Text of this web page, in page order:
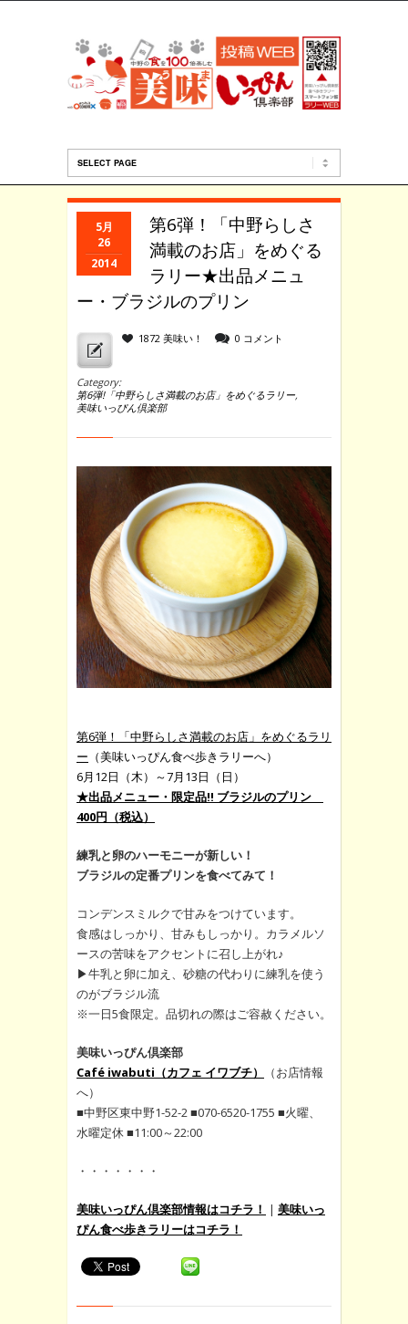
5月
26
2014
第6弾！「中野らしさ
満載のお店」をめぐる
ラリー★出品メニュ
ー・ブラジルのプリン
1872 美味い！ 0 コメント
Category:
第6弾!「中野らしさ満載のお店」をめぐるラリー,
美味いっぴん倶楽部
第6弾！「中野らしさ満載のお店」をめぐるラリ
ー （美味いっぴん食べ歩きラリーへ）
6月12日（木）～7月13日（日）
★出品メニュー・限定品!! ブラジルのプリン
400円（税込）
練乳と卵のハーモニーが新しい！
ブラジルの定番プリンを食べてみて！
コンデンスミルクで甘みをつけています。
食感はしっかり、甘みもしっかり。カラメルソ
ースの苦味をアクセントに召し上がれ♪
▶牛乳と卵に加え、砂糖の代わりに練乳を使う
のがブラジル流
※一日5食限定。品切れの際はご容赦ください。
美味いっぴん倶楽部
Café iwabuti（カフェ イワブチ）
（お店情報
へ）
■中野区東中野1-52-2 ■070-6520-1755 ■火曜、
水曜定休 ■11:00～22:00
・・・・・・・
美味いっぴん倶楽部情報はコチラ！ | 美味いっ
ぴん食べ歩きラリーはコチラ！